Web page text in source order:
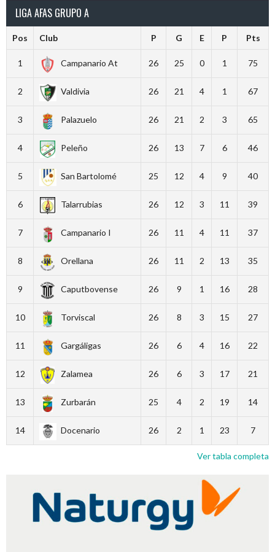
LIGA AFAS GRUPO A
Pos Club P G E P Pts
1 Campanario At 26 25 0 1 75
2 Valdivia 26 21 4 1 67
3 Palazuelo 26 21 2 3 65
4 Peleño 26 13 7 6 46
5 San Bartolomé 25 12 4 9 40
6 Talarrubias 26 12 3 11 39
7 Campanario I 26 11 4 11 37
8 Orellana 26 11 2 13 35
9 Caputbovense 26 9 1 16 28
10 Torviscal 26 8 3 15 27
11 Gargáligas 26 6 4 16 22
12 Zalamea 26 6 3 17 21
13 Zurbarán 25 4 2 19 14
14 Docenario 26 2 1 23 7
Ver tabla completa